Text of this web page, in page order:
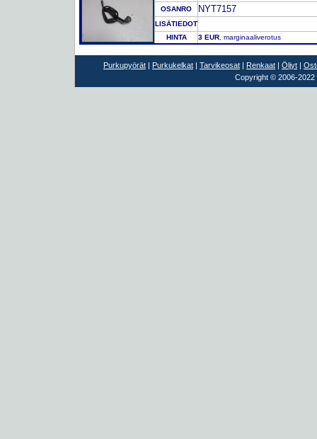
OSANRO NYT7157
LISÄTIEDOT
HINTA
3 EUR , marginaaliverotus
Purkupyörät | Purkukelkat | Tarvikeosat | Renkaat | Öljyt |
Copyright © 2006-2022